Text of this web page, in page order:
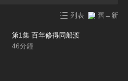
列表 舊→新
第1集 百年修得同船渡
46分鐘